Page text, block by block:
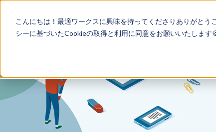
こんにちは！最適ワークスに興味を持ってくださりありがとう
シーに基づいたCookieの取得と利用に同意をお願いいたします
特徴 導入